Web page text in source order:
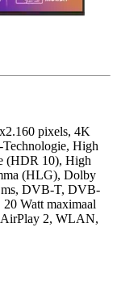
pixels, 4K
High
(HDR 10), High
(HLG), Dolby
ms, DVB-T, DVB-
Watt maximaal
2, WLAN,